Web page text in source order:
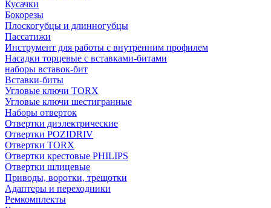
Кусачки
Бокорезы
Плоскогубцы и длинногубцы
Пассатижи
Инструмент для работы с внутренним профилем
Насадки торцевые с вставками-битами
наборы вставок-бит
Вставки-биты
Угловые ключи TORX
Угловые ключи шестигранные
Наборы отверток
Отвертки диэлектрические
Отвертки POZIDRIV
Отвертки TORX
Отвертки крестовые PHILIPS
Отвертки шлицевые
Приводы, воротки, трещотки
Адаптеры и переходники
Ремкомплекты